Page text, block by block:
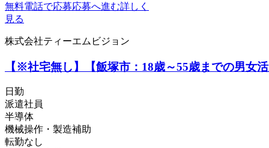
無料電話で応募応募へ進む詳しく
見る
株式会社ティーエムビジョン
【※社宅無し】【飯塚市：18歳～55歳までの男女
日勤
派遣社員
半導体
機械操作・製造補助
転勤なし